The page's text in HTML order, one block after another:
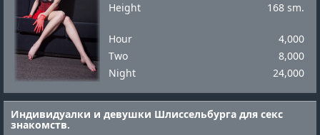
Height
168 sm.
Hour
4,000
Two
8,000
Night
24,000
Индивидуалки и девушки Шлиссельбурга для секс
знакомств.